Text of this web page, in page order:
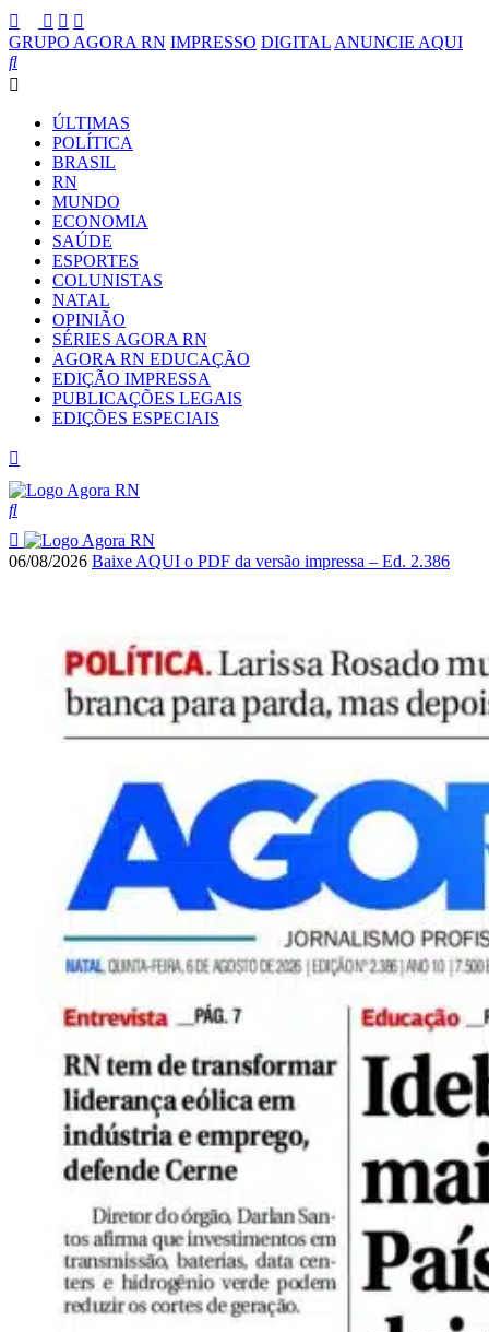
GRUPO AGORA RN IMPRESSO DIGITAL ANUNCIE AQUI
ÚLTIMAS
POLÍTICA
BRASIL
RN
MUNDO
ECONOMIA
SAÚDE
ESPORTES
COLUNISTAS
NATAL
OPINIÃO
SÉRIES AGORA RN
AGORA RN EDUCAÇÃO
EDIÇÃO IMPRESSA
PUBLICAÇÕES LEGAIS
EDIÇÕES ESPECIAIS
06/08/2026 Baixe AQUI o PDF da versão impressa – Ed. 2.386